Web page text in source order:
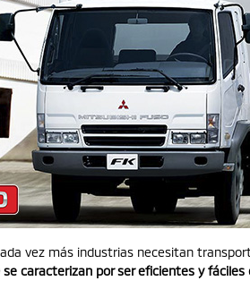
vez más industrias necesitan
se caracterizan por ser eficientes y